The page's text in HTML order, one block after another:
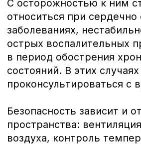
Реклама. ООО «Академия единоборств РМК»,
ИНН 6671085074, Erid: 2VtzqxCPSkU